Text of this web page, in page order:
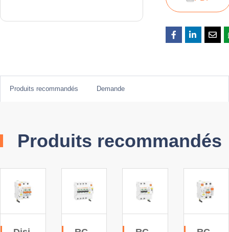
Produits recommandés Demande
Produits recommandés